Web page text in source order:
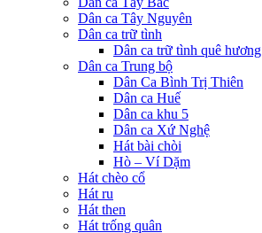
Dân ca Tây Nguyên
Dân ca trữ tình
Dân ca trữ tình quê hương
Dân ca Trung bộ
Dân Ca Bình Trị Thiên
Dân ca Huế
Dân ca khu 5
Dân ca Xứ Nghệ
Hát bài chòi
Hò – Ví Dặm
Hát chèo cổ
Hát ru
Hát then
Hát trống quân